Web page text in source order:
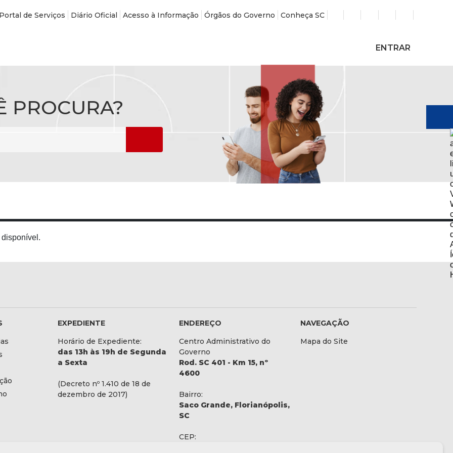
de Serviços Diário Oficial Acesso à Informação Órgãos do Governo Conheça SC
ENTRAR
PROCURA?
EXPEDIENTE
Horário de Expediente:
das 13h às 19h de Segunda
a Sexta
(Decreto nº 1.410 de 18 de
dezembro de 2017)
ENDEREÇO
Centro Administrativo do
Governo
Rod. SC 401 - Km 15, nº
4600
Bairro:
Saco Grande, Florianópolis,
SC
CEP:
NAVEGAÇÃO
Mapa do Site